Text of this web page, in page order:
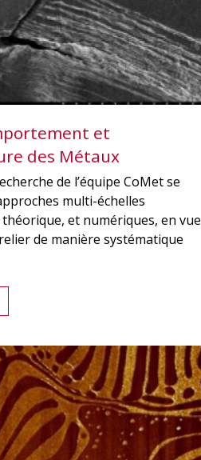
et
des Métaux
de l’équipe CoMet se
multi-échelles
et numériques, en vue
de manière systématique